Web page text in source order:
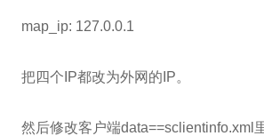
map_ip: 127.0.0.1
把四个IP都改为外网的IP。
然后修改客户端data==sclientinfo.xml